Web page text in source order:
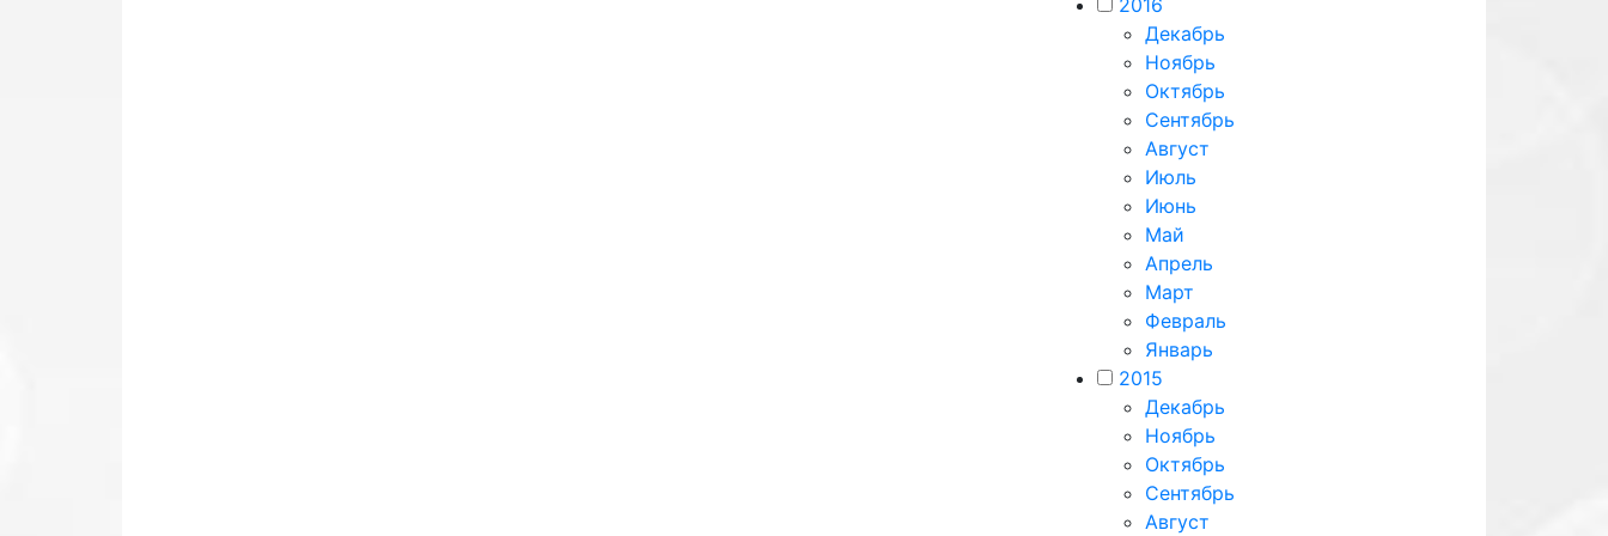
2016
Декабрь
Ноябрь
Октябрь
Сентябрь
Август
Июль
Июнь
Май
Апрель
Март
Февраль
Январь
2015
Декабрь
Ноябрь
Октябрь
Сентябрь
Август